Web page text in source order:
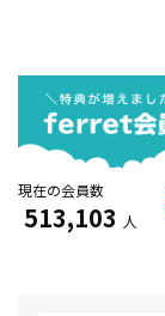
現在の会員数
513,103 人